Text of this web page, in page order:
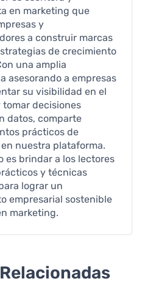
en marketing que
y
a construir marcas
de crecimiento
una amplia
asesorando a empresas
su visibilidad en el
tomar decisiones
datos, comparte
prácticos de
nuestra plataforma.
es brindar a los lectores
y técnicas
lograr un
empresarial sostenible
marketing.